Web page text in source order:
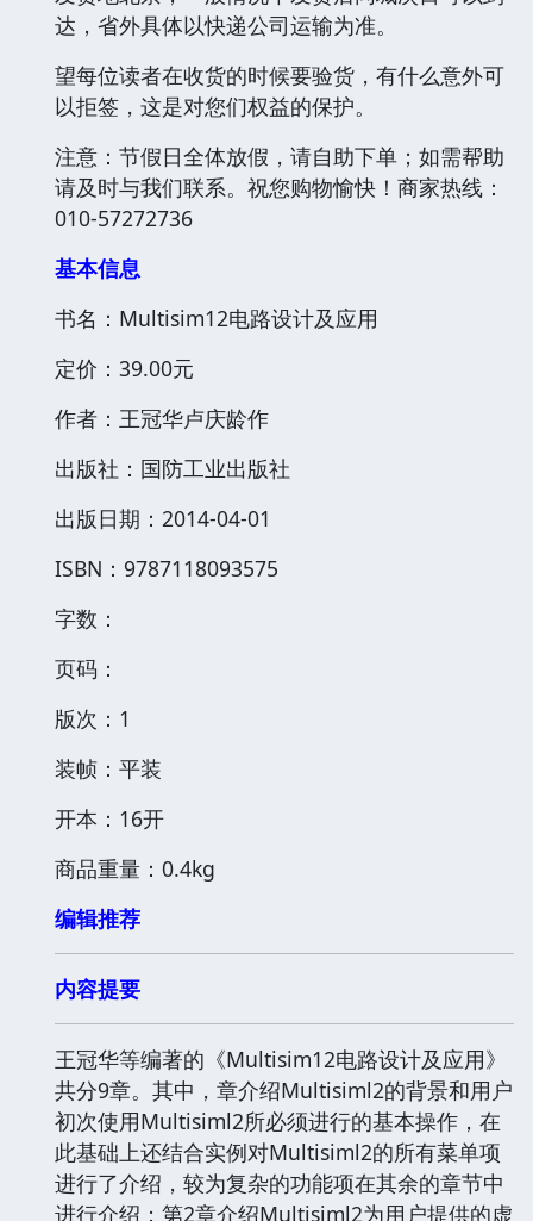
达，省外具体以快递公司运输为准。
望每位读者在收货的时候要验货，有什么意外可
以拒签，这是对您们权益的保护。
注意：节假日全体放假，请自助下单；如需帮助
请及时与我们联系。祝您购物愉快！商家热线：
010-57272736
基本信息
书名：Multisim12电路设计及应用
定价：39.00元
作者：王冠华卢庆龄作
出版社：国防工业出版社
出版日期：2014-04-01
ISBN：9787118093575
字数：
页码：
版次：1
装帧：平装
开本：16开
商品重量：0.4kg
编辑推荐
内容提要
王冠华等编著的《Multisim12电路设计及应用》
共分9章。其中，章介绍Multisiml2的背景和用户
初次使用Multisiml2所必须进行的基本操作，在
此基础上还结合实例对Multisiml2的所有菜单项
进行了介绍，较为复杂的功能项在其余的章节中
进行介绍；第2章介绍Multisiml2为用户提供的虚